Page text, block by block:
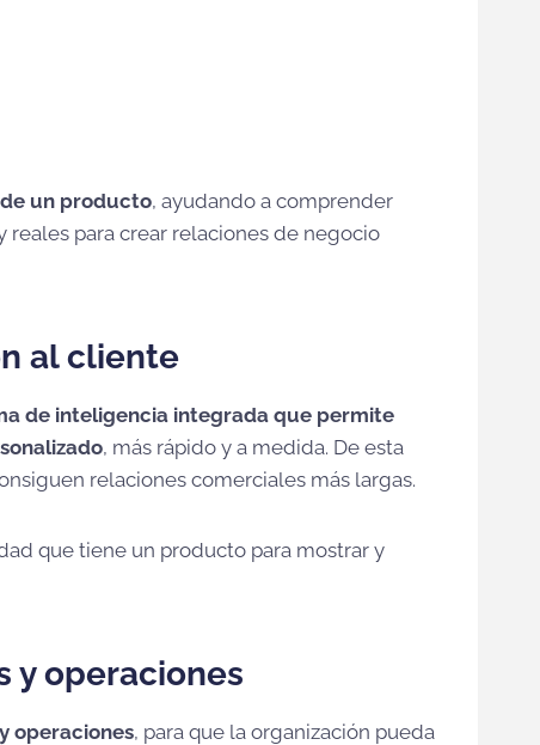
un producto, ayudando a comprender
para crear relaciones de negocio
al cliente
de inteligencia integrada que permite
, más rápido y a medida. De esta
relaciones comerciales más largas.
que tiene un producto para mostrar y
y operaciones
operaciones, para que la organización pueda